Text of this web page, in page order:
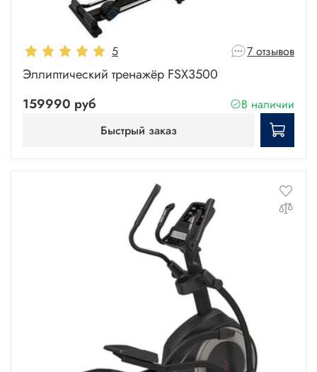
5 7 отзывов
Эллиптический тренажёр FSX3500
159990 руб
В наличии
Быстрый заказ